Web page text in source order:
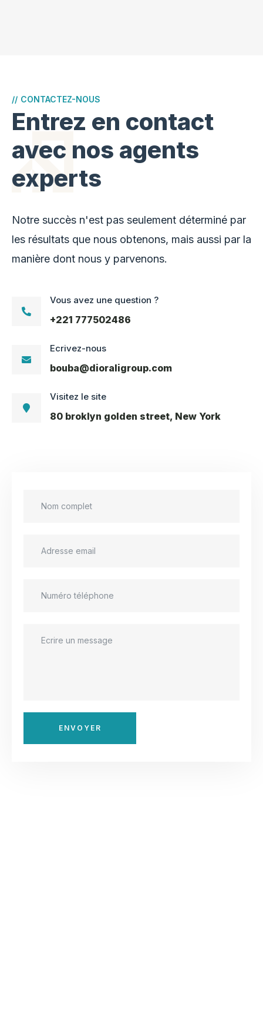
// CONTACTEZ-NOUS
Entrez en contact
avec nos agents
experts
Notre succès n'est pas seulement déterminé par
les résultats que nous obtenons, mais aussi par la
manière dont nous y parvenons.
Vous avez une question ?
+221 777502486
Ecrivez-nous
bouba@dioraligroup.com
Visitez le site
80 broklyn golden street, New York